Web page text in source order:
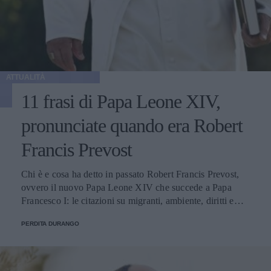
11 frasi di Papa Leone XIV,
pronunciate quando era Robert
Francis Prevost
Chi è e cosa ha detto in passato Robert Francis Prevost,
ovvero il nuovo Papa Leone XIV che succede a Papa
Francesco I: le citazioni su migranti, ambiente, diritti e
PERDITA DURANGO